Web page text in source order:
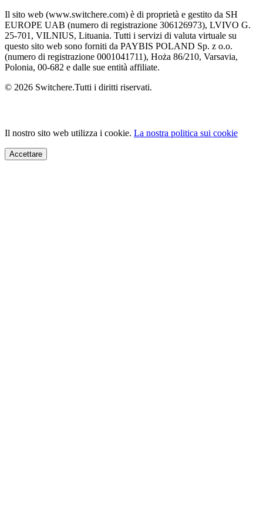
Il sito web (www.switchere.com) è di proprietà e gestito da SH
EUROPE UAB (numero di registrazione 306126973), LVIVO G.
25-701, VILNIUS, Lituania. Tutti i servizi di valuta virtuale su
questo sito web sono forniti da PAYBIS POLAND Sp. z o.o.
(numero di registrazione 0001041711), Hoża 86/210, Varsavia,
Polonia, 00-682 e dalle sue entità affiliate.
© 2026 Switchere.Tutti i diritti riservati.
Il nostro sito web utilizza i cookie. La nostra politica sui cookie
Accettare